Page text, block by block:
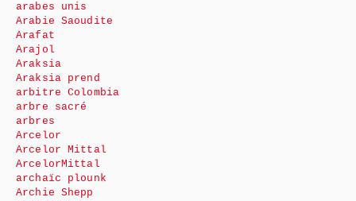
arabes unis
Arabie Saoudite
Arafat
Arajol
Araksia
Araksia prend
arbitre Colombia
arbre sacré
arbres
Arcelor
Arcelor Mittal
ArcelorMittal
archaïc plounk
Archie Shepp